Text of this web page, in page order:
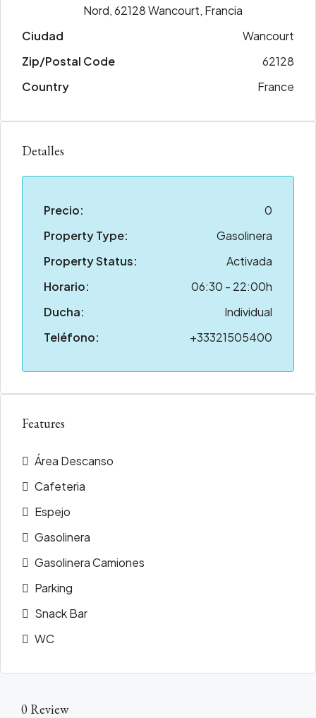
Nord, 62128 Wancourt, Francia
Ciudad
Wancourt
Zip/Postal Code
62128
Country
France
Detalles
Precio:
0
Property Type:
Gasolinera
Property Status:
Activada
Horario:
06:30 - 22:00h
Ducha:
Individual
Teléfono:
+33321505400
Features
Área Descanso
Cafeteria
Espejo
Gasolinera
Gasolinera Camiones
Parking
Snack Bar
WC
0 Review